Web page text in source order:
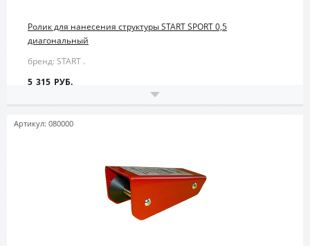
Ролик для нанесения структуры START SPORT 0,5
диагональный
бренд: START .
5 315 РУБ.
Артикул: 080000